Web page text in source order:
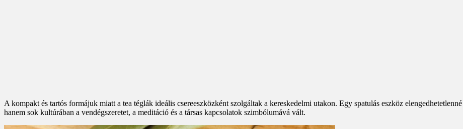
A kompakt és tartós formájuk miatt a tea téglák ideális csereeszközként szolgáltak a kereskedelmi utakon. Egy spatulás eszköz
hanem sok kultúrában a vendégszeretet, a meditáció és a társas kapcsolatok szimbólumává vált.